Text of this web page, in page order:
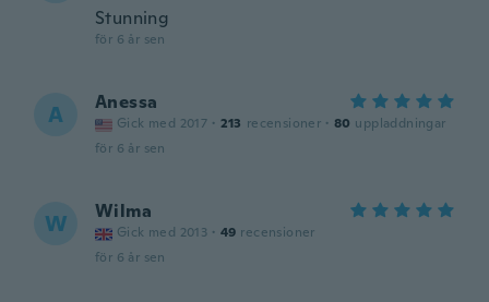
Stunning
för 6 år sen
A Anessa
Gick med 2017 · 213 recensioner · 80 uppladdningar
för 6 år sen
W Wilma
Gick med 2013 · 49 recensioner
för 6 år sen